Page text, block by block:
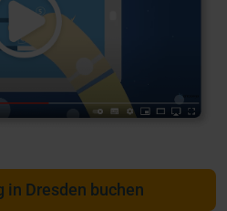
in Dresden buchen